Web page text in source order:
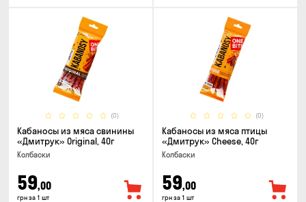
(0)
Кабаносы из мяса свинины
«Дмитрук» Original, 40г
Колбаски
59,00
грн за 1 шт
(0)
Кабаносы из мяса птицы
«Дмитрук» Cheese, 40г
Колбаски
59,00
грн за 1 шт